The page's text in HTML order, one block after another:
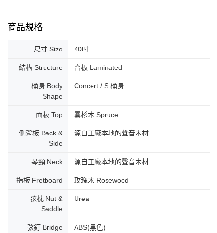
商品規格
尺寸 Size 40吋
結構 Structure 合板 Laminated
桶身 Body
Shape
Concert / S 桶身
面板 Top 雲杉木 Spruce
側背板 Back &
Side
源自工廠本地的聲音木材
琴頸 Neck 源自工廠本地的聲音木材
指板 Fretboard 玫瑰木 Rosewood
弦枕 Nut &
Saddle
Urea
弦釘 Bridge
ABS(黑色)